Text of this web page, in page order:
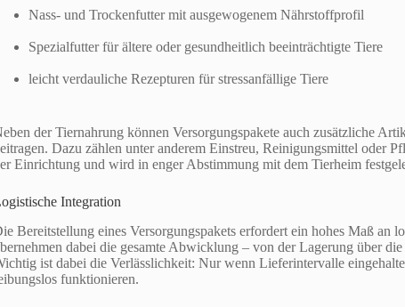
Nass- und Trockenfutter mit ausgewogenem Nährstoffprofil
Spezialfutter für ältere oder gesundheitlich beeinträchtigte Tiere
leicht verdauliche Rezepturen für stressanfällige Tiere
der Tiernahrung können Versorgungspakete auch zusätzliche
Dazu zählen unter anderem Einstreu, Reinigungsmittel oder
Einrichtung und wird in enger Abstimmung mit dem Tierheim
Integration
Bereitstellung eines Versorgungspakets erfordert ein hohes Maß
dabei die gesamte Abwicklung – von der Lagerung über
ist dabei die Verlässlichkeit: Nur wenn Lieferintervalle
funktionieren.